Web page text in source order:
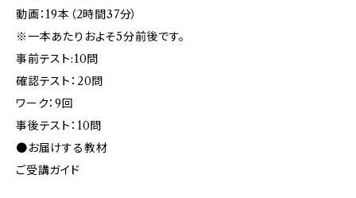
動画：19本（2時間37分）
※一本あたりおよそ5分前後です。
事前テスト:10問
確認テスト：20問
ワーク：9回
事後テスト：10問
●お届けする教材
ご受講ガイド